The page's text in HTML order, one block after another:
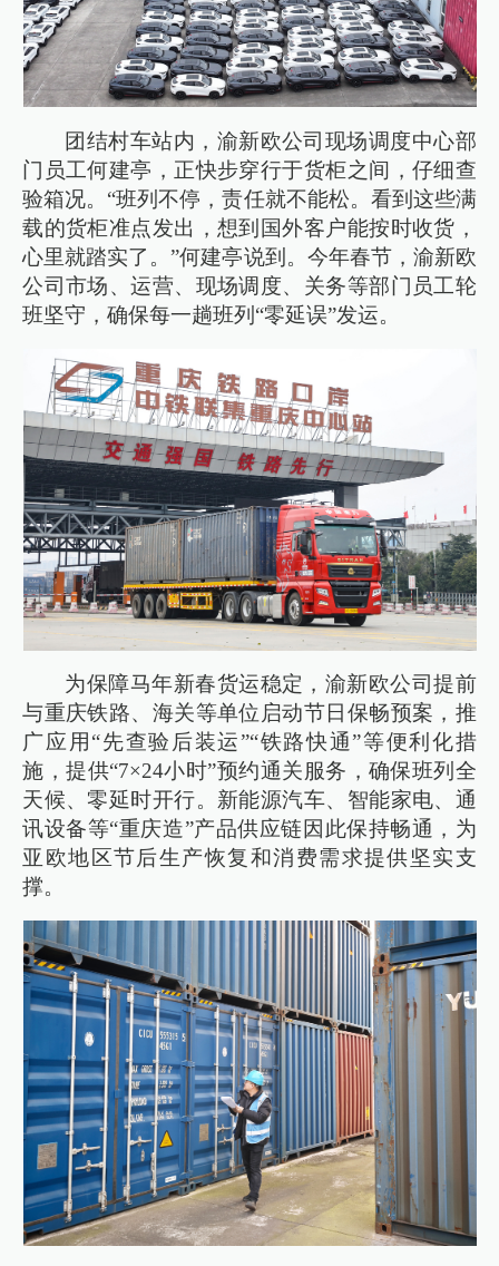
团结村车站内，渝新欧公司现场调度中心部
门员工何建亭，正快步穿行于货柜之间，仔细查
验箱况。“班列不停，责任就不能松。看到这些满
载的货柜准点发出，想到国外客户能按时收货，
心里就踏实了。”何建亭说到。今年春节，渝新欧
公司市场、运营、现场调度、关务等部门员工轮
班坚守，确保每一趟班列“零延误”发运。
为保障马年新春货运稳定，渝新欧公司提前
与重庆铁路、海关等单位启动节日保畅预案，推
广应用“先查验后装运”“铁路快通”等便利化措
施，提供“7×24小时”预约通关服务，确保班列全
天候、零延时开行。新能源汽车、智能家电、通
讯设备等“重庆造”产品供应链因此保持畅通，为
亚欧地区节后生产恢复和消费需求提供坚实支
撑。